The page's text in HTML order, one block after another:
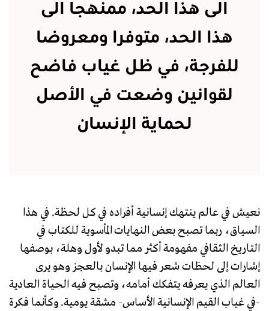
الى هذا الحد، ممنهجا الى
هذا الحد، متوفرا ومعروضا
للفرجة، في ظل غياب فاضح
لقوانين وضعت في الأصل
لحماية الإنسان
نعيش في عالم ينتهك إنسانية أفراده في كل لحظة. في هذا
السياق، ربما تصبح بعض النهايات المأسوية للكتاب في
التاريخ الثقافي مفهومة أكثر مما تبدو لأول وهلة، بوصفها
إشارات إلى لحظات شعر فيها الإنسان بالعجز وهو يرى
العالم الذي يعرفه يتفكك أمامه، وتصبح فيه الحياة العادية
-في غياب القيم الإنسانية الأساس- مشقة يومية. وكأنما فكرة